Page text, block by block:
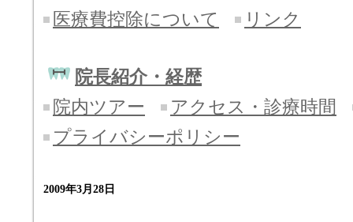
医療費控除について
リンク
院長紹介・経歴
院内ツアー
アクセス・診療時間
プライバシーポリシー
2009年3月28日